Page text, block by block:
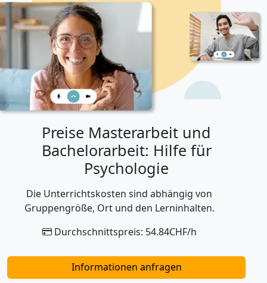
Preise Masterarbeit und
Bachelorarbeit: Hilfe für
Psychologie
Die Unterrichtskosten sind abhängig von
Gruppengröße, Ort und den Lerninhalten.
Durchschnittspreis: 54.84CHF/h
Informationen anfragen